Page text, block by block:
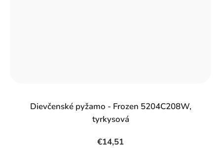
Dievčenské pyžamo - Frozen 5204C208W,
tyrkysová
€14,51